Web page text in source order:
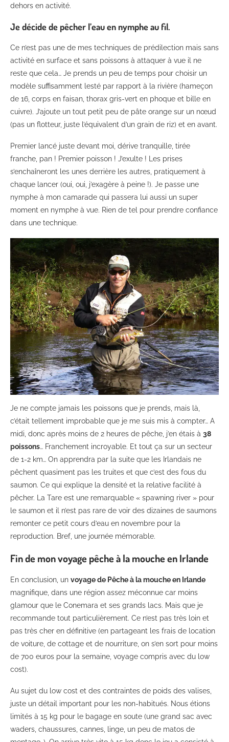
dehors en activité.
Je décide de pêcher l’eau en nymphe au fil.
Ce n’est pas une de mes techniques de prédilection mais sans
activité en surface et sans poissons à attaquer à vue il ne
reste que cela… Je prends un peu de temps pour choisir un
modèle suffisamment lesté par rapport à la rivière (hameçon
de 16, corps en faisan, thorax gris-vert en phoque et bille en
cuivre). J’ajoute un tout petit peu de pâte orange sur un nœud
(pas un flotteur, juste l’équivalent d’un grain de riz) et en avant.
Premier lancé juste devant moi, dérive tranquille, tirée
franche, pan ! Premier poisson ! J’exulte ! Les prises
s’enchaîneront les unes derrière les autres, pratiquement à
chaque lancer (oui, oui, j’exagère à peine !). Je passe une
nymphe à mon camarade qui passera lui aussi un super
moment en nymphe à vue. Rien de tel pour prendre confiance
dans une technique.
Je ne compte jamais les poissons que je prends, mais là,
c’était tellement improbable que je me suis mis à compter… A
midi, donc après moins de 2 heures de pêche, j’en étais à 38
poissons… Franchement incroyable. Et tout ça sur un secteur
de 1-2 km… On apprendra par la suite que les Irlandais ne
pêchent quasiment pas les truites et que c’est des fous du
saumon. Ce qui explique la densité et la relative facilité à
pêcher. La Tare est une remarquable « spawning river » pour
le saumon et il n’est pas rare de voir des dizaines de saumons
remonter ce petit cours d’eau en novembre pour la
reproduction. Bref, une journée mémorable.
Fin de mon voyage pêche à la mouche en Irlande
En conclusion, un voyage de Pêche à la mouche en Irlande
magnifique, dans une région assez méconnue car moins
glamour que le Conemara et ses grands lacs. Mais que je
recommande tout particulièrement. Ce n’est pas très loin et
pas très cher en définitive (en partageant les frais de location
de voiture, de cottage et de nourriture, on s’en sort pour moins
de 700 euros pour la semaine, voyage compris avec du low
cost).
Au sujet du low cost et des contraintes de poids des valises,
juste un détail important pour les non-habitués. Nous étions
limités à 15 kg pour le bagage en soute (une grand sac avec
waders, chaussures, cannes, linge, un peu de matos de